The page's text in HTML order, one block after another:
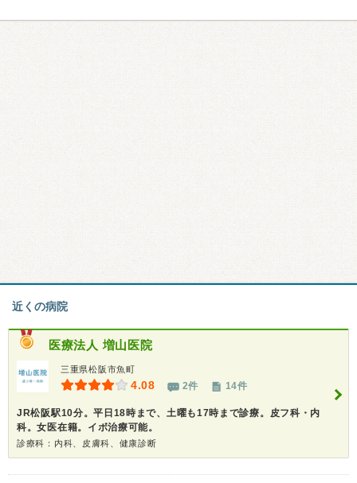
近くの病院
医療法人 増山医院
三重県松阪市魚町
4.08 2件 14件
JR松阪駅10分。平日18時まで、土曜も17時まで診療。皮フ科・内
科。女医在籍。イボ治療可能。
診療科：内科、皮膚科、健康診断